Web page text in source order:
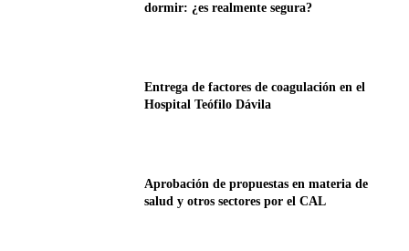
dormir: ¿es realmente segura?
Entrega de factores de coagulación en el
Hospital Teófilo Dávila
Aprobación de propuestas en materia de
salud y otros sectores por el CAL